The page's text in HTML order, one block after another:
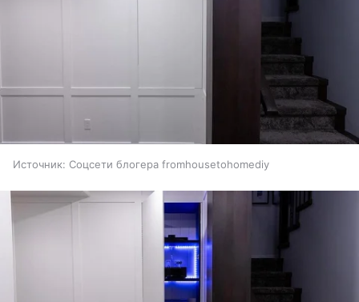
Источник: Соцсети блогера fromhousetohomediy